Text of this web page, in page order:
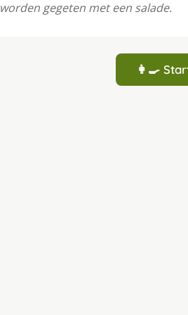
gegeten met een salade.
👩‍🍳